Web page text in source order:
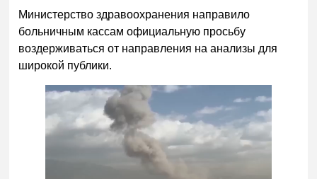
Министерство здравоохранения направило
больничным кассам официальную просьбу
воздерживаться от направления на анализы для
широкой публики.